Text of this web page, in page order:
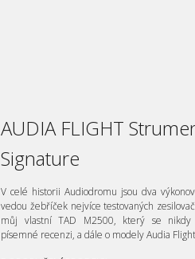
AUDIA FLIGHT
Signature
V celé historii Audiodromu jsou dva
vedou žebříček nejvíce testovaných
můj vlastní TAD M2500, který se
písemné recenzi, a dále o modely Audia Flight